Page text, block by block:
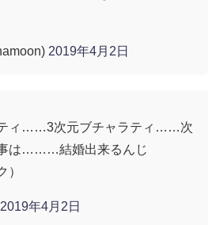
2019年4月2日
ティ……3次元ブチャラティ……次
は………結婚出来るんじ
）
2019年4月2日